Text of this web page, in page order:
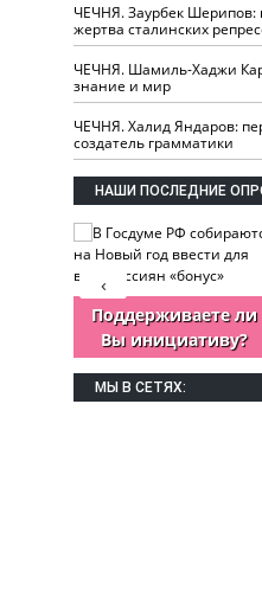
ЧЕЧНЯ. Заурбек Шерипов:
жертва сталинских
ЧЕЧНЯ. Шамиль-Хаджи
знание и мир
ЧЕЧНЯ. Халид Яндаров:
создатель грамматики
НАШИ ПОСЛЕДНИЕ
Поддерживаете ли
Вы инициативу?
‹
МЫ В СЕТЯХ: